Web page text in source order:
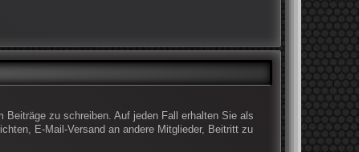
zu schreiben. Auf jeden Fall erhalten Sie als
E-Mail-Versand an andere Mitglieder, Beitritt zu